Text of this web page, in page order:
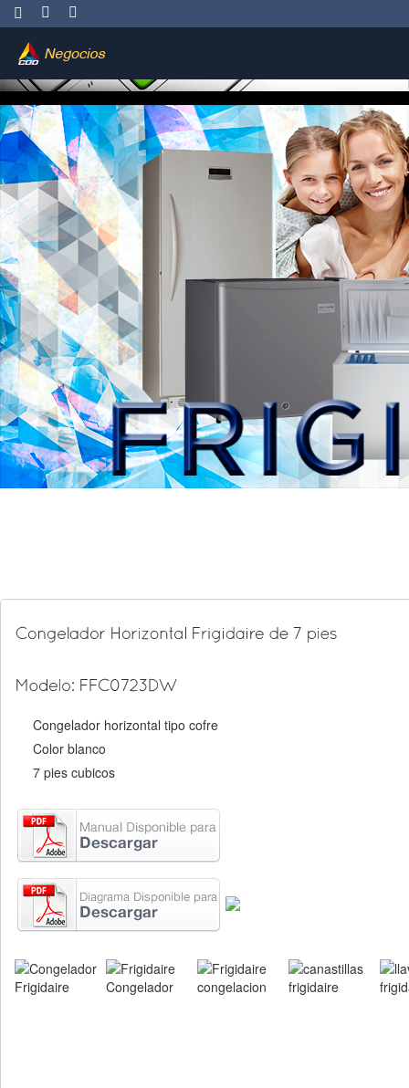
Congelador horizontal tipo cofre
Color blanco
7 pies cubicos